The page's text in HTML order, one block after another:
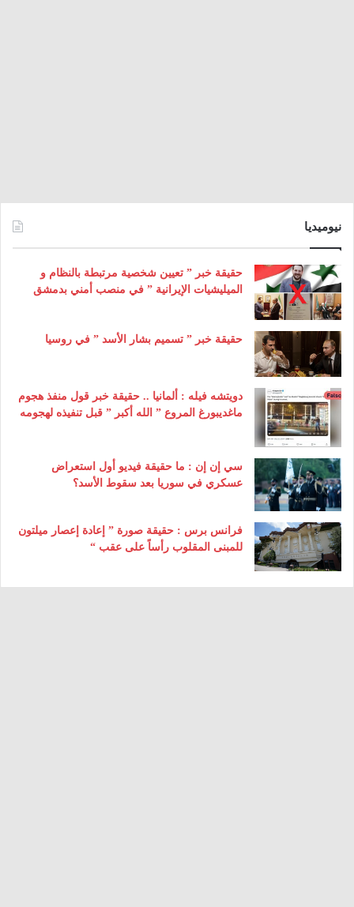
نيوميديا
حقيقة خبر ” تعيين شخصية مرتبطة بالنظام و
الميليشيات الإيرانية ” في منصب أمني بدمشق
حقيقة خبر ” تسميم بشار الأسد ” في روسيا
دويتشه فيله : ألمانيا .. حقيقة خبر قول منفذ هجوم
ماغديبورغ المروع ” الله أكبر ” قبل تنفيذه لهجومه
سي إن إن : ما حقيقة فيديو أول استعراض
عسكري في سوريا بعد سقوط الأسد؟
فرانس برس : حقيقة صورة ” إعادة إعصار ميلتون
للمبنى المقلوب رأساً على عقب “